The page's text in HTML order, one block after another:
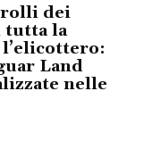
dei
tutta la
Land
nelle